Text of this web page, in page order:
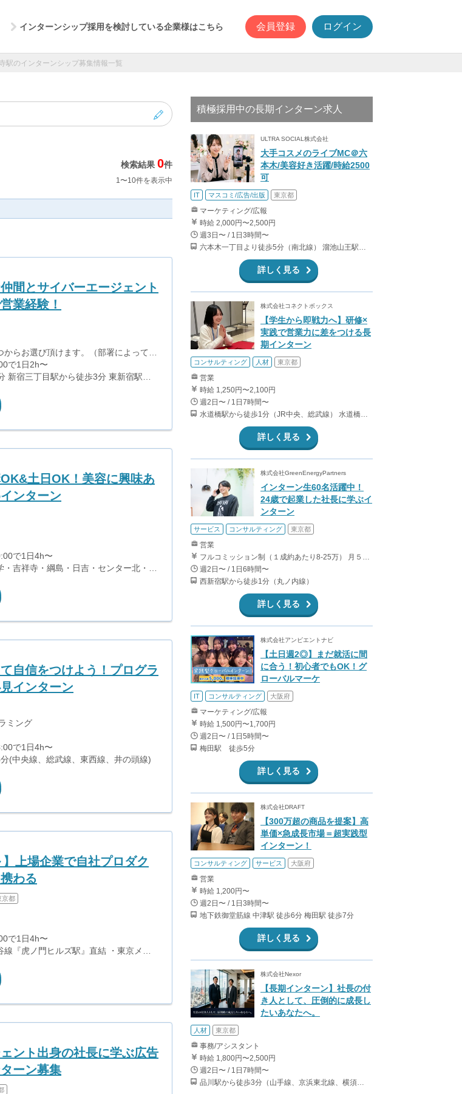
インターンシップ採用を検討している企業様はこちら 会員登録 ログイン
駅のインターンシップ募集情報一覧
検索結果 0件
1〜10件を表示中
間とサイバーエージェント
業経験！
らお選び頂けます。（部署によって異
るほど、1契約の単価はアップ。支給上
センティブや年２回の海外旅行等の賞
張の交通費支給
で1日2h〜
新宿三丁目駅から徒歩3分 東新宿駅か
土日OK！美容に興味あ
ンターン
で1日4h〜
・吉祥寺・綱島・日吉・センター北・元
自信をつけよう！プログラ
インターン
ミング
で1日4h〜
(中央線、総武線、東西線、井の頭線)
】上場企業で自社プロダク
わる
京都
で1日4h〜
線『虎ノ門ヒルズ駅』直結 ・東京メト
駅』A12出口 ・都営三田線『内幸町
橋駅』
ント出身の社長に学ぶ広告
ーン募集
積極採用中の長期インターン求人
ULTRA SOCIAL株式会社
大手コスメのライブMC＠六
本木/美容好き活躍/時給2500
可
IT マスコミ/広告/出版 東京都
マーケティング/広報
時給 2,000円〜2,500円
週3日〜 / 1日3時間〜
六本木一丁目より徒歩5分（南北線） 溜池山王駅より徒歩10分（銀座線） 六本木駅より徒歩12分（日比谷線）
詳しく見る
株式会社コネクトボックス
【学生から即戦力へ】研修×
実践で営業力に差をつける長
期インターン
コンサルティング 人材 東京都
営業
時給 1,250円〜2,100円
週2日〜 / 1日7時間〜
水道橋駅から徒歩1分（JR中央、総武線） 水道橋駅から徒歩6分（都営三田線）
詳しく見る
株式会社GreenEnergyPartners
インターン生60名活躍中！
24歳で起業した社長に学ぶイ
ンターン
サービス コンサルティング 東京都
営業
フルコミッション制（１成約あたり8-25万） 月５０万以上稼ぐインターン生も多数います！ ■収入例 ○入社１ヶ月目（明治大学2年生） 役職：アポインター 月間１契約×８万円＝８万円 ＋交通費 ○入社３ヶ月目（東京大学２年生） 役職：アポインター（ランク：ブロンズ） 月間３契約×10万円＝30万円 ＋交通費 ○入社６ヶ月目（早稲田大学３年生） 役職：アポインター（ランク：シルバー） 月間５契約×12万円＝60万円 ＋交通費 ○入社15ヶ月目（慶應大学３年生） 役職：クローザー 月間３契約×25万＝75万円 ＋交通費
週2日〜 / 1日6時間〜
西新宿駅から徒歩1分（丸ノ内線）
詳しく見る
株式会社アンビエントナビ
【土日週2◎】まだ就活に間
に合う！初心者でもOK！グ
ローバルマーケ
IT コンサルティング 大阪府
マーケティング/広報
時給 1,500円〜1,700円
週2日〜 / 1日5時間〜
梅田駅 徒歩5分
詳しく見る
株式会社DRAFT
【300万超の商品を提案】高
単価×急成長市場＝超実践型
インターン！
コンサルティング サービス 大阪府
営業
時給 1,200円〜
週2日〜 / 1日3時間〜
地下鉄御堂筋線 中津駅 徒歩6分 梅田駅 徒歩7分
詳しく見る
株式会社Nexor
【長期インターン】社長の付
き人として、圧倒的に成長し
たいあなたへ。
人材 東京都
事務/アシスタント
時給 1,800円〜2,500円
週2日〜 / 1日7時間〜
品川駅から徒歩3分（山手線、京浜東北線、横須賀線、上野東京ライン、ほか） 上大岡駅～都内の送迎なので、横浜付近在住が望ましいです。